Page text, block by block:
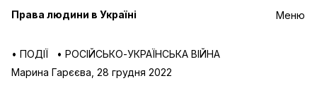
Меню
Права людини в Україні
• ПОДІЇ • РОСІЙСЬКО-УКРАЇНСЬКА ВІЙНА
Марина Гарєєва 28 грудня 2022